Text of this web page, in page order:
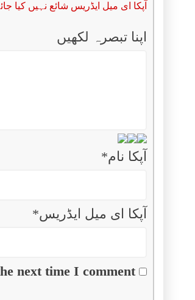
آپکا ای میل ایڈریس شائع نہیں کیا
اپنا تبصرہ لکھیں
آپکا نام*
آپکا ای میل ایڈریس*
next time I comment.